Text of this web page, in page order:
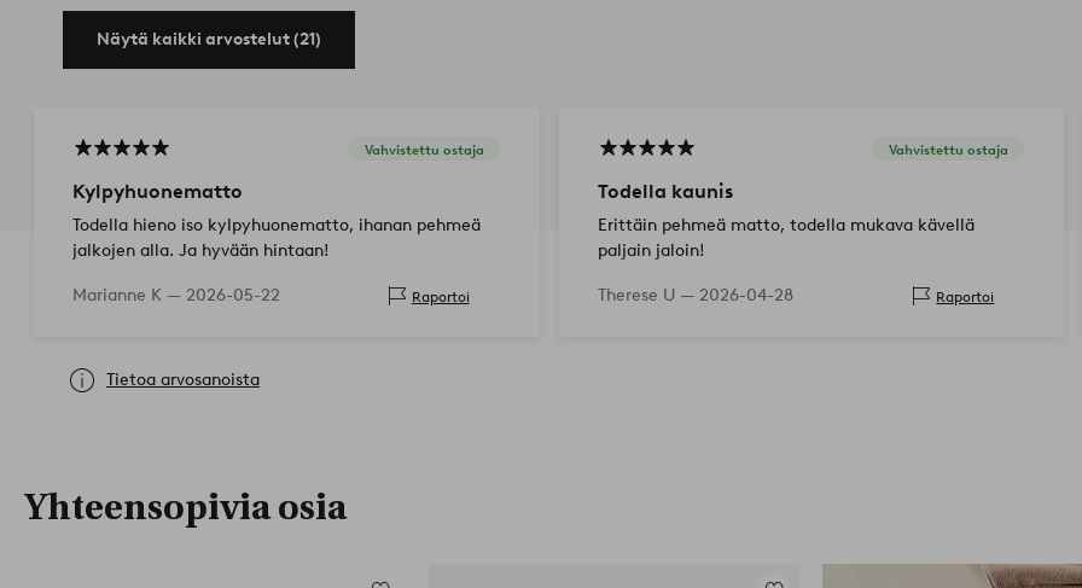
Näytä kaikki arvostelut (21)
Vahvistettu ostaja
Kylpyhuonematto
Todella hieno iso kylpyhuonematto, ihanan pehmeä
jalkojen alla. Ja hyvään hintaan!
Marianne K — 2026-05-22 Raportoi
Vahvistettu ostaja
Todella kaunis
Erittäin pehmeä matto, todella mukava kävellä
paljain jaloin!
Therese U — 2026-04-28 Raportoi
Tietoa arvosanoista
Yhteensopivia osia